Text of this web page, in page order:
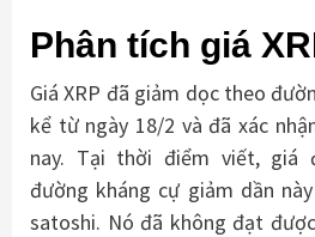
Phân tích giá
Giá XRP đã giảm dọc theo
kể từ ngày 18/2 và đã xác
nay. Tại thời điểm viết, giá
đường kháng cự giảm dần
satoshi. Nó đã không đạt